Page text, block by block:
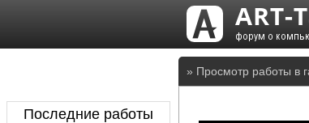
» Просмотр работы в
Последние работы